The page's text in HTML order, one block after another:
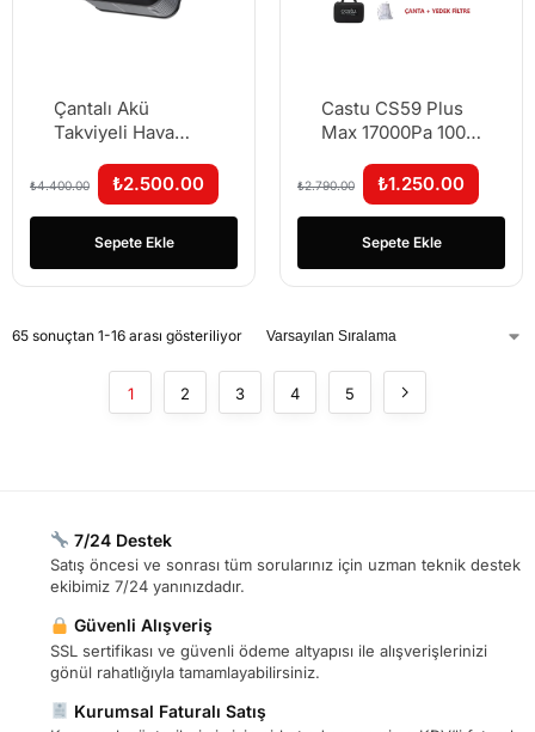
Çantalı Akü
Takviyeli Hava
mAh Dijital Ekran
150 PSI
₺4.400.00 ₺2.500.00
Sepete Ekle
Castu CS59 Plus
Max 17000Pa 100
Süpürge
₺2.790.00 ₺1.250.00
Sepete Ekle
65 sonuçtan 1-16 arası gösteriliyor
1 2 3 4 5
7/24 Destek
Satış öncesi ve sonrası tüm sorularınız için uzman teknik destek
ekibimiz 7/24 yanınızdadır.
Güvenli Alışveriş
SSL sertifikası ve güvenli ödeme altyapısı ile alışverişlerinizi
gönül rahatlığıyla tamamlayabilirsiniz.
Kurumsal Faturalı Satış